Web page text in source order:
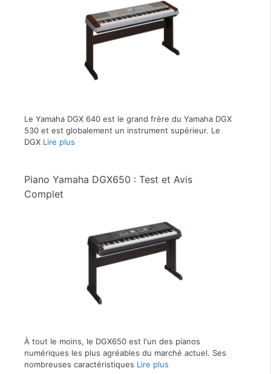
Le Yamaha DGX 640 est le grand frère du Yamaha DGX
530 et est globalement un instrument supérieur. Le
DGX Lire plus
Piano Yamaha DGX650 : Test et Avis
Complet
À tout le moins, le DGX650 est l'un des pianos
numériques les plus agréables du marché actuel. Ses
nombreuses caractéristiques Lire plus